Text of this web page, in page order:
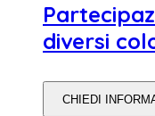
diversi
CHIEDI